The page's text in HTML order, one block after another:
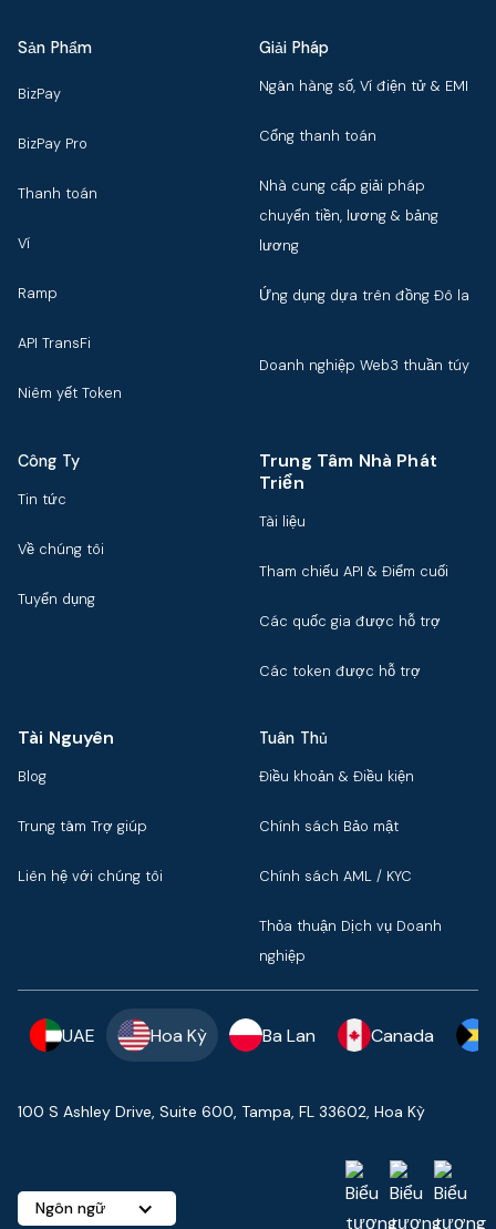
Sản Phẩm
BizPay
BizPay Pro
Thanh toán
Ví
Ramp
API TransFi
Niêm yết Token
Giải Pháp
Ngân hàng số, Ví điện tử & EMI
Cổng thanh toán
Nhà cung cấp giải pháp
chuyển tiền, lương & bảng
lương
Ứng dụng dựa trên đồng Đô la
Doanh nghiệp Web3 thuần túy
Công Ty
Tin tức
Về chúng tôi
Tuyển dụng
Trung Tâm Nhà Phát
Triển
Tài liệu
Tham chiếu API & Điểm cuối
Các quốc gia được hỗ trợ
Các token được hỗ trợ
Tài Nguyên
Blog
Trung tâm Trợ giúp
Liên hệ với chúng tôi
Tuân Thủ
Điều khoản & Điều kiện
Chính sách Bảo mật
Chính sách AML / KYC
Thỏa thuận Dịch vụ Doanh
nghiệp
UAE Hoa Kỳ Ba Lan Canada
100 S Ashley Drive, Suite 600, Tampa, FL 33602, Hoa Kỳ
Ngôn ngữ